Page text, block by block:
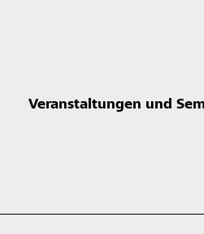
Veranstaltungen und